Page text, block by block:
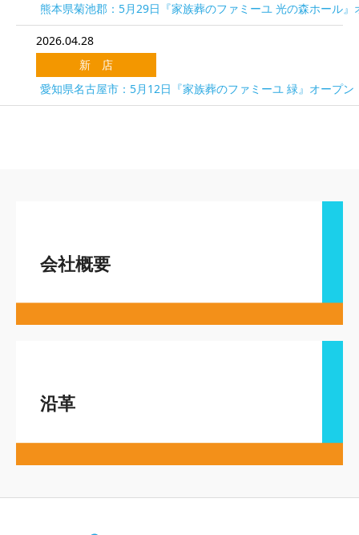
熊本県菊池郡：5月29日『家族葬のファミーユ 光の森ホール』
2026.04.28
新 店
愛知県名古屋市：5月12日『家族葬のファミーユ 緑』オープン
会社概要
沿革